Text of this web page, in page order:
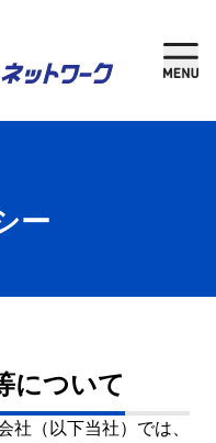
ご利用中の方
ー
について
社（以下当社）では、